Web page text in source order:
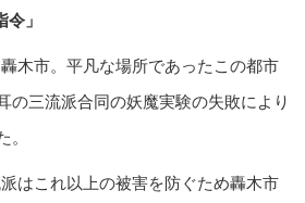
」
木市。平凡な場所であったこの都市
の三流派合同の妖魔実験の失敗により
。
はこれ以上の被害を防ぐため轟木市